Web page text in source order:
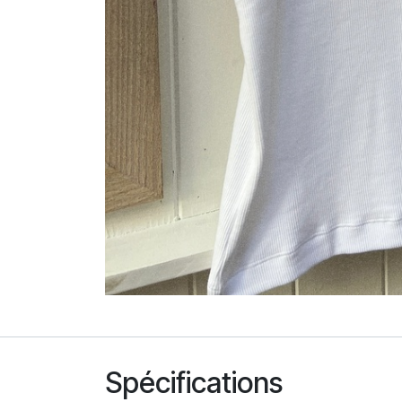
Spécifications